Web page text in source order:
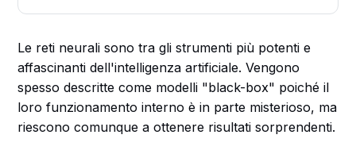
Le reti neurali sono tra gli strumenti più potenti e
affascinanti dell'intelligenza artificiale. Vengono
spesso descritte come modelli "black-box" poiché il
loro funzionamento interno è in parte misterioso, ma
riescono comunque a ottenere risultati sorprendenti.